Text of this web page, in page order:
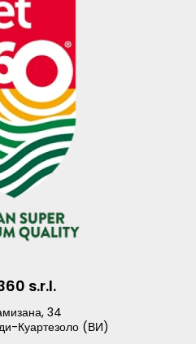
s.r.l.
34
Куартезоло (ВИ)